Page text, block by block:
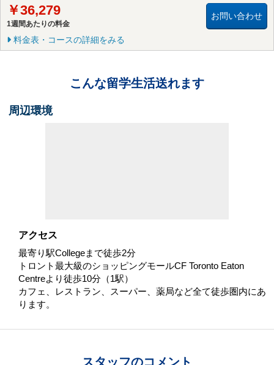
￥36,279
1週間あたりの料金
お問い合わせ
料金表・コースの詳細をみる
こんな留学生活送れます
周辺環境
アクセス
最寄り駅Collegeまで徒歩2分
トロント最大級のショッピングモールCF Toronto Eaton
Centreより徒歩10分（1駅）
カフェ、レストラン、スーパー、薬局など全て徒歩圏内にあ
ります。
スタッフのコメント